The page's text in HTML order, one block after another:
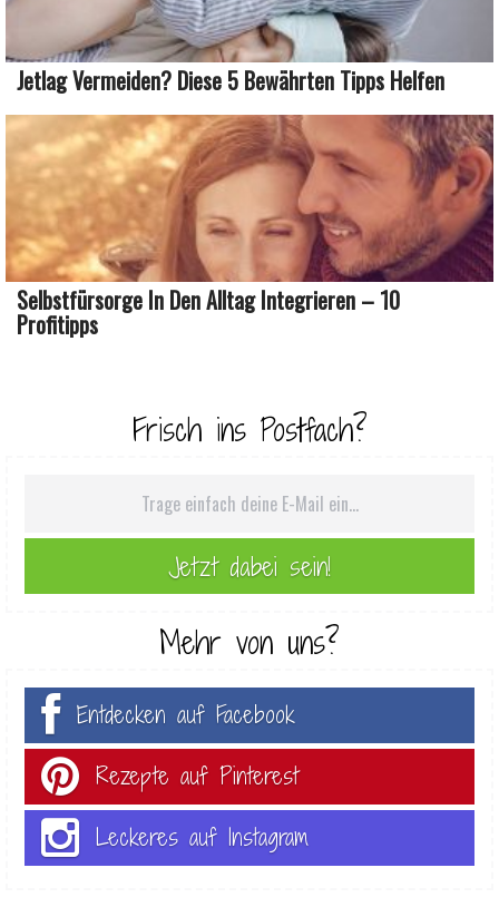
Jetlag Vermeiden? Diese 5 Bewährten Tipps Helfen
Selbstfürsorge In Den Alltag Integrieren – 10
Profitipps
Frisch ins Postfach?
Mehr von uns?
Entdecken auf Facebook
Rezepte auf Pinterest
Leckeres auf Instagram